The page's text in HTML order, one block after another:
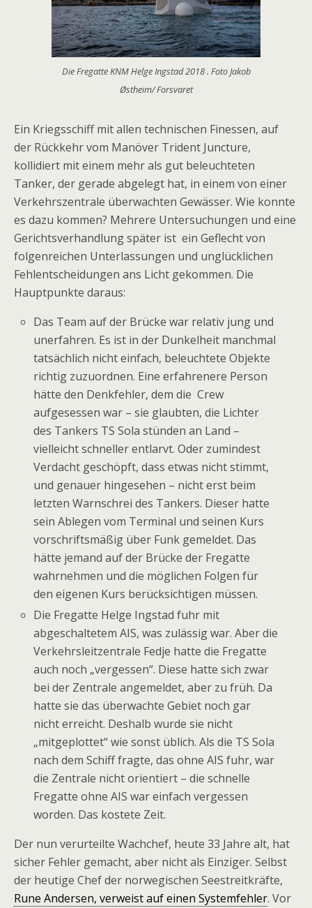
Die Fregatte KNM Helge Ingstad 2018 . Foto Jakob
Østheim/ Forsvaret
Ein Kriegsschiff mit allen technischen Finessen, auf
der Rückkehr vom Manöver Trident Juncture,
kollidiert mit einem mehr als gut beleuchteten
Tanker, der gerade abgelegt hat, in einem von einer
Verkehrszentrale überwachten Gewässer. Wie konnte
es dazu kommen? Mehrere Untersuchungen und eine
Gerichtsverhandlung später ist ein Geflecht von
folgenreichen Unterlassungen und unglücklichen
Fehlentscheidungen ans Licht gekommen. Die
Hauptpunkte daraus:
Das Team auf der Brücke war relativ jung und
unerfahren. Es ist in der Dunkelheit manchmal
tatsächlich nicht einfach, beleuchtete Objekte
richtig zuzuordnen. Eine erfahrenere Person
hätte den Denkfehler, dem die Crew
aufgesessen war – sie glaubten, die Lichter
des Tankers TS Sola stünden an Land –
vielleicht schneller entlarvt. Oder zumindest
Verdacht geschöpft, dass etwas nicht stimmt,
und genauer hingesehen – nicht erst beim
letzten Warnschrei des Tankers. Dieser hatte
sein Ablegen vom Terminal und seinen Kurs
vorschriftsmäßig über Funk gemeldet. Das
hätte jemand auf der Brücke der Fregatte
wahrnehmen und die möglichen Folgen für
den eigenen Kurs berücksichtigen müssen.
Die Fregatte Helge Ingstad fuhr mit
abgeschaltetem AIS, was zulässig war. Aber die
Verkehrsleitzentrale Fedje hatte die Fregatte
auch noch „vergessen“. Diese hatte sich zwar
bei der Zentrale angemeldet, aber zu früh. Da
hatte sie das überwachte Gebiet noch gar
nicht erreicht. Deshalb wurde sie nicht
„mitgeplottet“ wie sonst üblich. Als die TS Sola
nach dem Schiff fragte, das ohne AIS fuhr, war
die Zentrale nicht orientiert – die schnelle
Fregatte ohne AIS war einfach vergessen
worden. Das kostete Zeit.
Der nun verurteilte Wachchef, heute 33 Jahre alt, hat
sicher Fehler gemacht, aber nicht als Einziger. Selbst
der heutige Chef der norwegischen Seestreitkräfte,
Rune Andersen, verweist auf einen Systemfehler. Vor